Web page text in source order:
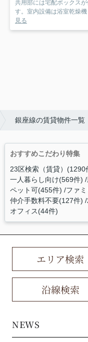
共用部には宅配ボックス
す。室内設備は浴室乾燥
見る
銀座線の賃貸物件一覧
おすすめこだわり特集
23区検索（賃貸）(1290
一人暮らし向け(569件)
ペット可(455件) ファ
仲介手数料不要(127件)
オフィス(44件)
エリア検索
沿線検索
NEWS